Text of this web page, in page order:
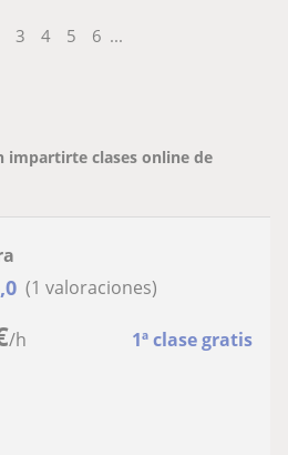
3 4 5 6 ...
impartirte clases online de
/h 1ª clase gratis
(1 valoraciones)